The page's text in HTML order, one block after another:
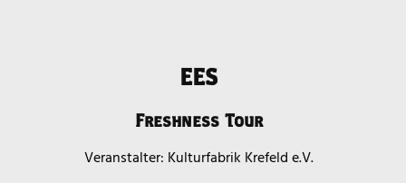
EES
Freshness Tour
Kulturfabrik Krefeld e.V.